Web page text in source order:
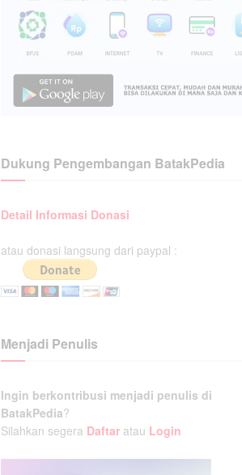
Dukung Pengembangan BatakPedia
Detail Informasi Donasi
atau donasi langsung dari paypal :
Menjadi Penulis
Ingin berkontribusi menjadi penulis di
BatakPedia?
Silahkan segera Daftar atau Login